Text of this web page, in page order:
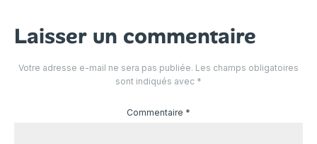
Laisser un commentaire
Votre adresse e-mail ne sera pas publiée. Les champs obligatoires
sont indiqués avec *
Commentaire *